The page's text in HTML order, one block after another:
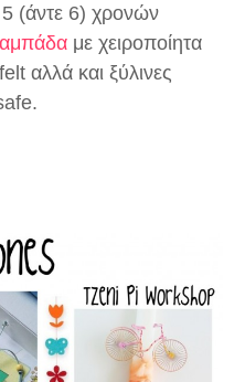
5 (άντε 6) χρονών
με χειροποίητα
αλλά και ξύλινες